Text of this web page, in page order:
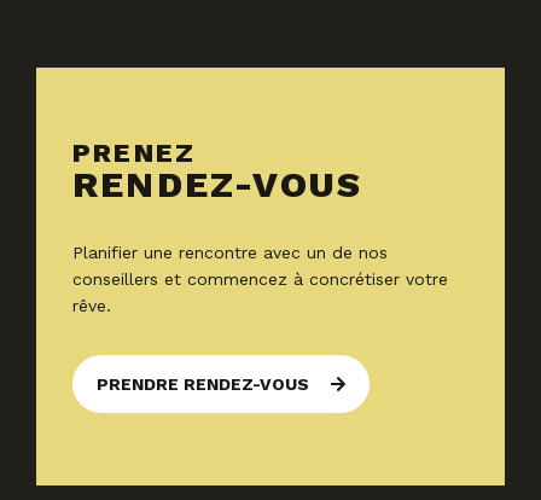
PRENEZ
RENDEZ-VOUS
Planifier une rencontre avec un de nos
conseillers et commencez à concrétiser votre
rêve.
PRENDRE RENDEZ-VOUS